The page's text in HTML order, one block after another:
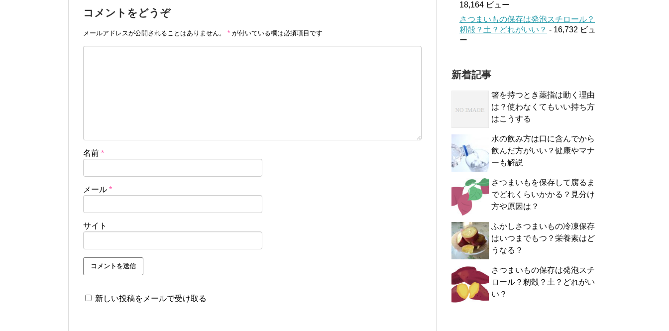
コメントをどうぞ
メールアドレスが公開されることはありません。 * が付いている欄は必須項目です
名前 *
メール *
サイト
新しい投稿をメールで受け取る
18,164 ビュー
さつまいもの保存は発泡スチロール？
籾殻？土？どれがいい？ - 16,732 ビュ
ー
新着記事
箸を持つとき薬指は動く理由
は？使わなくてもいい持ち方
はこうする
水の飲み方は口に含んでから
飲んだ方がいい？健康やマナ
ーも解説
さつまいもを保存して腐るま
でどれくらいかかる？見分け
方や原因は？
ふかしさつまいもの冷凍保存
はいつまでもつ？栄養素はど
うなる？
さつまいもの保存は発泡スチ
ロール？籾殻？土？どれがい
い？